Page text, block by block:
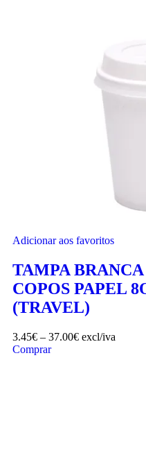
Adicionar aos favoritos
TAMPA
COPOS PAPEL
(TRAVEL)
3.45€ – 37.00€ excl/iva
Comprar